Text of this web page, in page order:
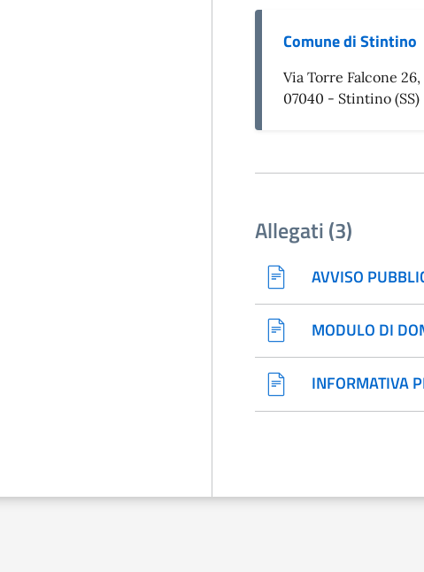
Comune di Stintino
Via Torre Falcone 26,
07040 - Stintino (SS)
Allegati (3)
AVVISO
MODULO DI
INFORMATIVA